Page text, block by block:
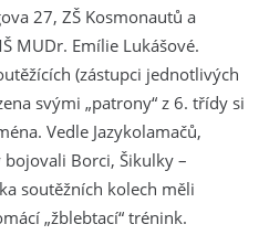
27, ZŠ Kosmonautů a
MUDr. Emílie Lukášové.
(zástupci jednotlivých
svými „patrony“ z 6. třídy si
Vedle Jazykolamačů,
Borci, Šikulky –
soutěžních kolech měli
„žblebtací“ trénink.